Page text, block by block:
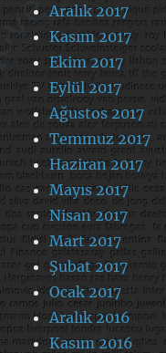
Aralık 2017
Kasım 2017
Ekim 2017
Eylül 2017
Ağustos 2017
Temmuz 2017
Haziran 2017
Mayıs 2017
Nisan 2017
Mart 2017
Şubat 2017
Ocak 2017
Aralık 2016
Kasım 2016